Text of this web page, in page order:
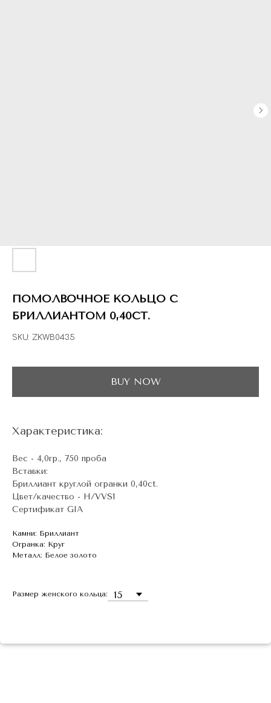
ПОМОЛВОЧНОЕ КОЛЬЦО С
БРИЛЛИАНТОМ 0,40CT.
SKU: ZKWB0435
Размер женского кольца:
BUY NOW
Характеристика:
Вес - 4,0гр., 750 проба
Вставки:
Бриллиант круглой огранки 0,40сt.
Цвет/качество - H/VVS1
Сертификат GIA
Камни: Бриллиант
Огранка: Круг
Металл: Белое золото